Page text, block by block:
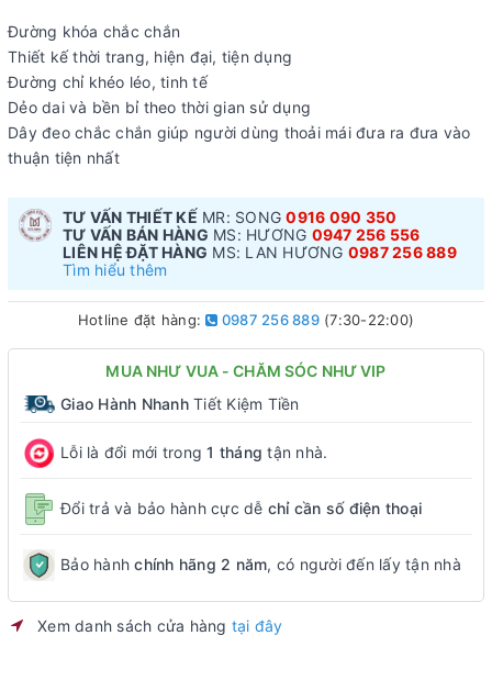
Đường khóa chắc chắn
Thiết kế thời trang, hiện đại, tiện dụng
Đường chỉ khéo léo, tinh tế
Dẻo dai và bền bỉ theo thời gian sử dụng
Dây đeo chắc chắn giúp người dùng thoải mái đưa ra đưa vào
thuận tiện nhất
TƯ VẤN THIẾT KẾ MR: SONG0916 090 350
TƯ VẤN BÁN HÀNG MS: HƯƠNG 0947 256 556
LIÊN HỆ ĐẶT HÀNG MS: LAN HƯƠNG 0987 256 889
Tìm hiểu thêm
Hotline đặt hàng: 0987 256 889(7:30-22:00)
MUA NHƯ VUA - CHĂM SÓC NHƯ VIP
Giao Hành NhanhTiết Kiệm Tiền
Lỗi là đổi mới trong1 tháng tận nhà.
Đổi trả và bảo hành cực dễ chỉ cần số điện thoại
Bảo hànhchính hãng 2 năm, có người đến lấy tận nhà
Xem danh sách cửa hàng tại đây